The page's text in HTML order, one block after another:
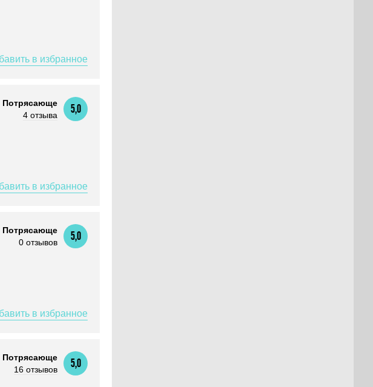
Потрясающе
4 отзыва
5,0
Потрясающе
0 отзывов
5,0
Потрясающе
16 отзывов
5,0